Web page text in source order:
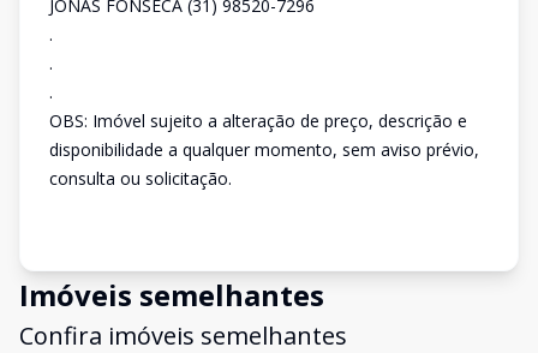
JONAS FONSECA (31) 98520-7296
.
.
.
OBS: Imóvel sujeito a alteração de preço, descrição e
disponibilidade a qualquer momento, sem aviso prévio,
consulta ou solicitação.
Imóveis semelhantes
Confira imóveis semelhantes